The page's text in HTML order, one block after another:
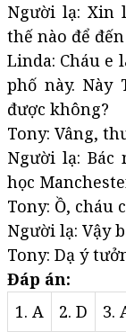
Người lạ: Xin
thế nào để
Linda: Cháu e
phố này. Này
được không?
Tony: Vâng,
Người lạ:
học
Tony: Ồ, cháu
Người lạ: Vậy
Tony: Dạ ý
Đáp án:
1. A
2. D 3.